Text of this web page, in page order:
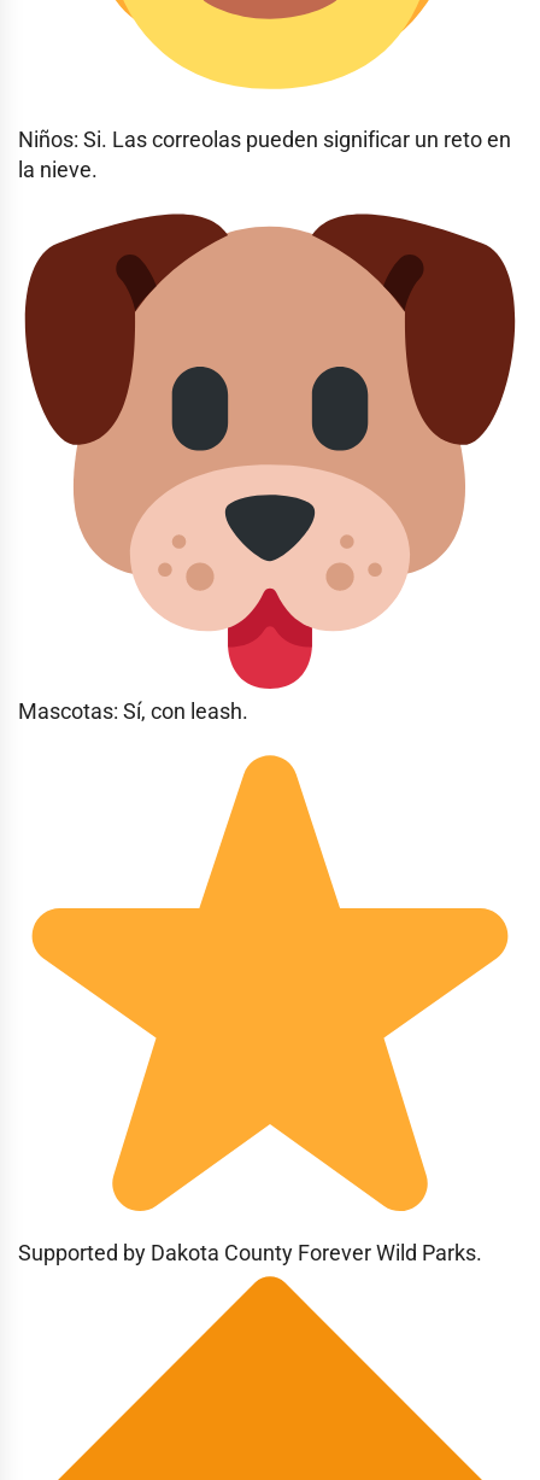
Niños: Si. Las correolas pueden significar un reto en
la nieve.
Mascotas: Sí, con leash.
Supported by Dakota County Forever Wild Parks.